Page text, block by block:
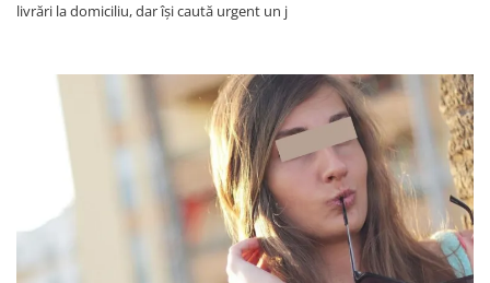
livrări la domiciliu, dar își caută urgent un j